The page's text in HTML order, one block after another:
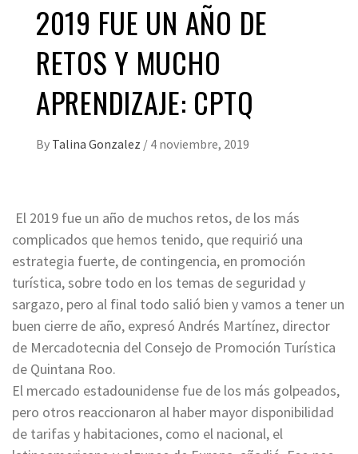
2019 FUE UN AÑO DE
RETOS Y MUCHO
APRENDIZAJE: CPTQ
By Talina Gonzalez / 4 noviembre, 2019
El 2019 fue un año de muchos retos, de los más
complicados que hemos tenido, que requirió una
estrategia fuerte, de contingencia, en promoción
turística, sobre todo en los temas de seguridad y
sargazo, pero al final todo salió bien y vamos a tener un
buen cierre de año, expresó Andrés Martínez, director
de Mercadotecnia del Consejo de Promoción Turística
de Quintana Roo.
El mercado estadounidense fue de los más golpeados,
pero otros reaccionaron al haber mayor disponibilidad
de tarifas y habitaciones, como el nacional, el